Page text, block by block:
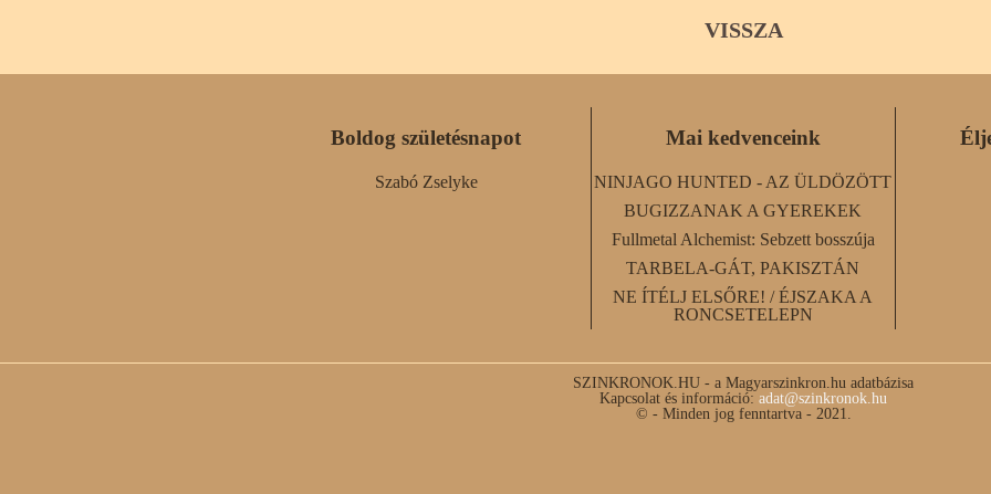
VISSZA
Boldog születésnapot
Szabó Zselyke
Mai kedvenceink
NINJAGO HUNTED - AZ ÜLDÖZÖTT
BUGIZZANAK A GYEREKEK
Fullmetal Alchemist: Sebzett bosszúja
TARBELA-GÁT, PAKISZTÁN
NE ÍTÉLJ ELSŐRE! / ÉJSZAKA A
RONCSETELEPN
SZINKRONOK.HU - a Magyarszinkron.hu adatbázisa
Kapcsolat és információ: adat@szinkronok.hu
© - Minden jog fenntartva - 2021.